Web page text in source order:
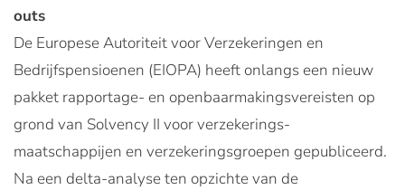
outs
De Europese Autoriteit voor Verzekeringen en
Bedrijfspensioenen (EIOPA) heeft onlangs een nieuw
pakket rapportage- en openbaarmakingsvereisten op
grond van Solvency II voor verzekerings-
maatschappijen en verzekeringsgroepen gepubliceerd.
Na een delta-analyse ten opzichte van de